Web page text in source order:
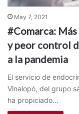
May 7, 2021
#Comarca:
y peor control
a la pandemia
El servicio de
Vinalopó, del grupo
ha propiciado…